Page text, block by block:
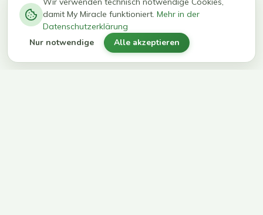
kg in 12
Wochen
erreichen
ihr Ziel
damit My Miracle funktioniert. Mehr in der
Datenschutzerklärung
Nur notwendige Alle akzeptieren